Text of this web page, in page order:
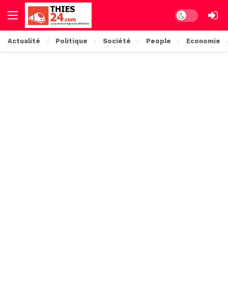
Dark mode
Actualité Politique Société People Economie